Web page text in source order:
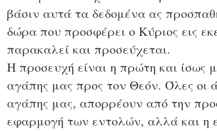
βάσιν αυτά τα δεδομένα ας
δώρα που προσφέρει ο Κύριος εις
παρακαλεί και προσεύχεται.
Η προσευχή είναι η πρώτη και ίσως
αγάπης μας προς τον Θεόν. Όλες οι
αγάπης μας, απορρέουν από την
εφαρμογή των εντολών, αλλά και η